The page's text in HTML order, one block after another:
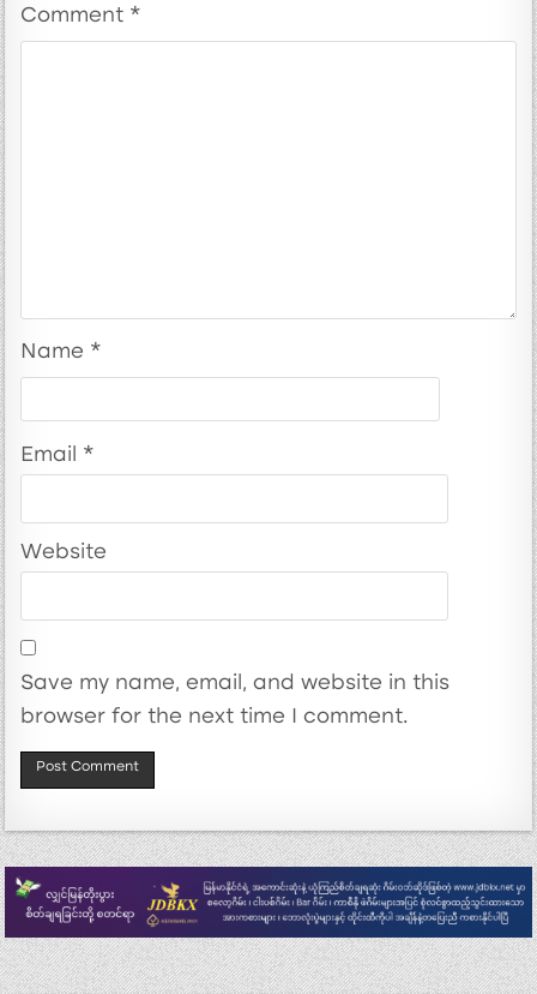
Comment *
Name *
Email *
Website
Save my name, email, and website in this
browser for the next time I comment.